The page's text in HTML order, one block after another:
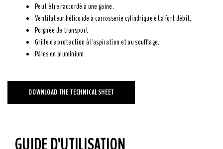
Peut être raccordé à une gaine.
Ventilateur hélicoïde à carrosserie cylindrique et à fort débit.
Poignée de transport
Grille de protection à l'aspiration et au soufflage.
Pâles en aluminium
DOWNLOAD THE TECHNICAL SHEET
GUIDE D'UTILISATION